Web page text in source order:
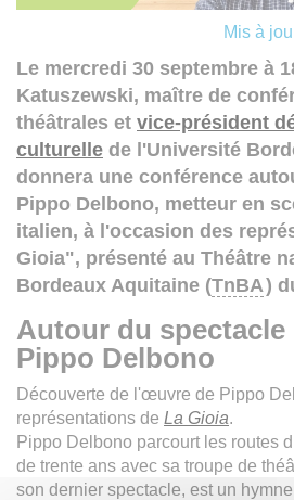
Mis à
Le mercredi 30 septembre à
Katuszewski, maître de
théâtrales et vice-président
culturelle de l'Université
donnera une conférence
Pippo Delbono, metteur en
italien, à l'occasion des
Gioia", présenté au Théâtre
Bordeaux Aquitaine (TnBA)
Autour du spectacle
Pippo Delbono
Découverte de l'œuvre de Pippo
représentations de La Gioia.
Pippo Delbono parcourt les routes
de trente ans avec sa troupe de
son dernier spectacle, est un